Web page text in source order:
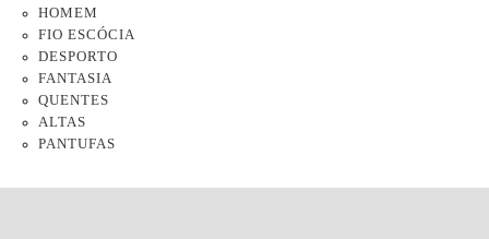
HOMEM
FIO ESCÓCIA
DESPORTO
FANTASIA
QUENTES
ALTAS
PANTUFAS